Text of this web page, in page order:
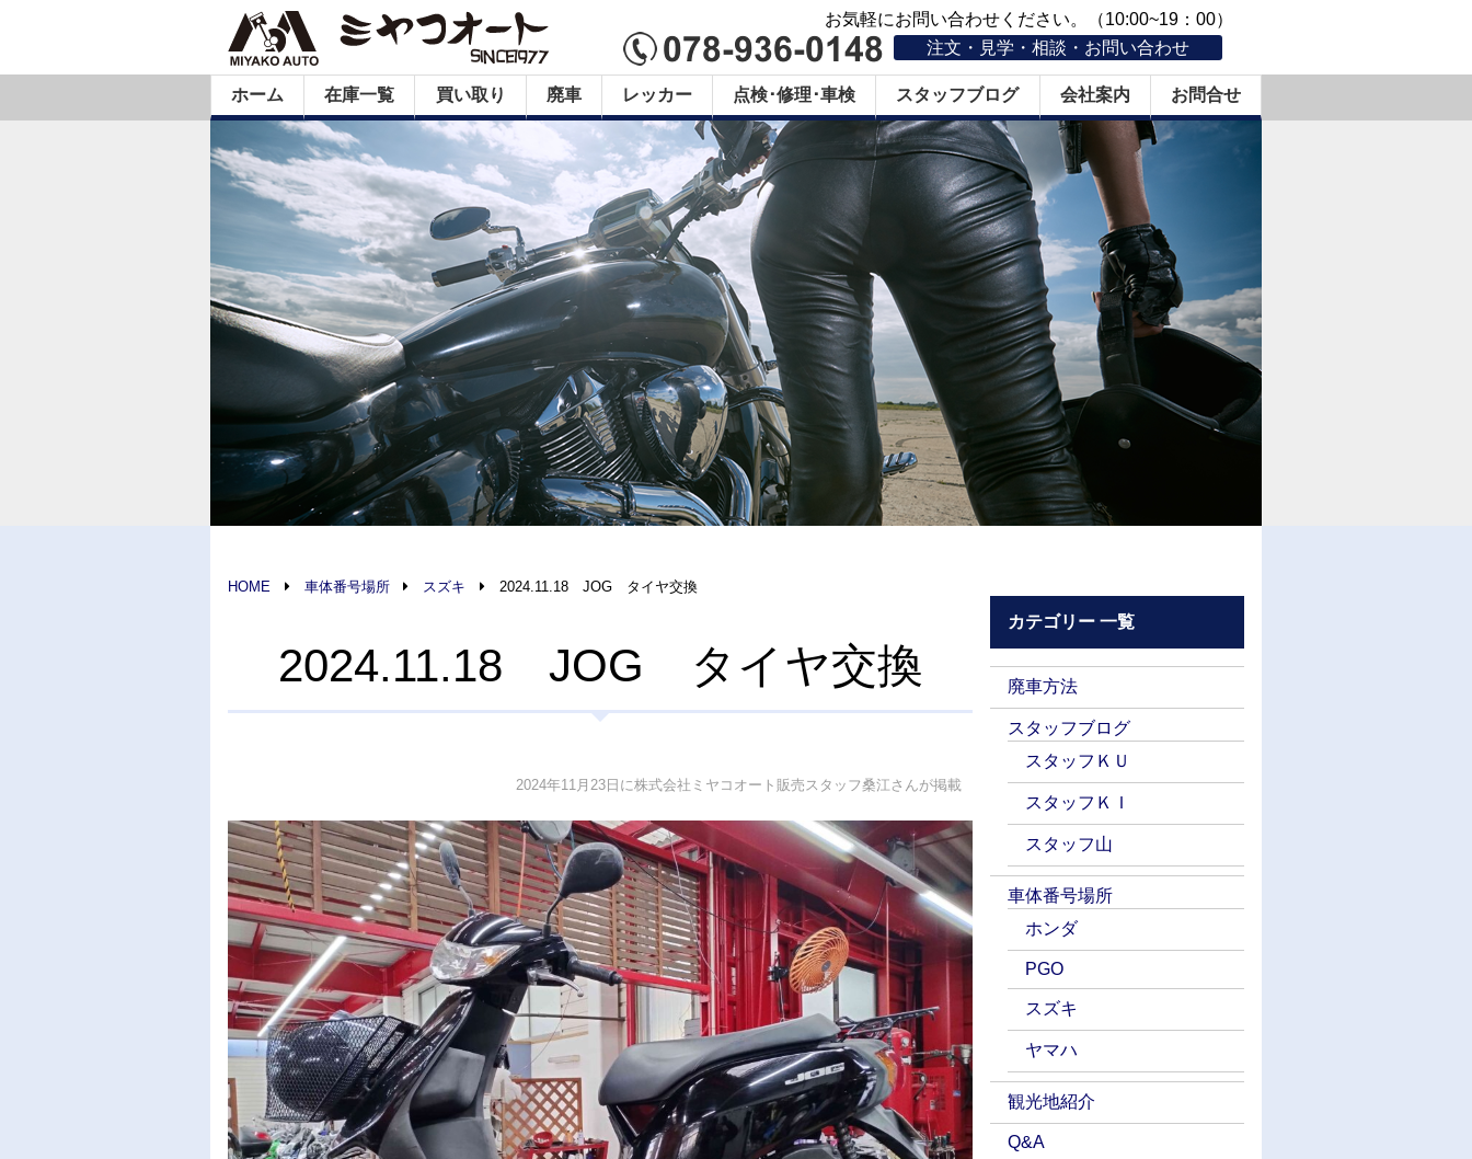
お気軽にお問い合わせください。（10:00~19：00）
注文・見学・相談・お問い合わせ
ホーム 在庫一覧 買い取り 廃車 レッカー 点検･修理･車検 スタッフブログ 会社案内 お問合せ
HOME 車体番号場所 スズキ 2024.11.18 JOG タイヤ交換
2024.11.18 JOG タイヤ交換
2024年11月23日に株式会社ミヤコオート販売スタッフ桑江さんが掲載
カテゴリー 一覧
廃車方法
スタッフブログ
スタッフＫＵ
スタッフＫＩ
スタッフ山
車体番号場所
ホンダ
PGO
スズキ
ヤマハ
観光地紹介
Q&A